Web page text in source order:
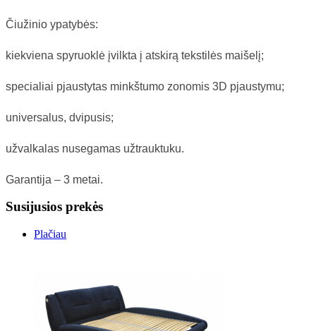
Čiužinio ypatybės:
kiekviena spyruoklė įvilkta į atskirą tekstilės maišelį;
specialiai pjaustytas minkštumo zonomis 3D pjaustymu;
universalus, dvipusis;
užvalkalas nusegamas užtrauktuku.
Garantija – 3 metai.
Susijusios prekės
Plačiau